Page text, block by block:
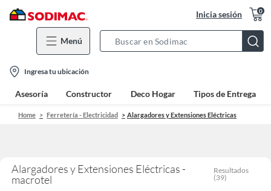
Inicia sesión 0
Menú
Bar
location-
icon
Ingresa tu ubicación
Asesoría Constructor Deco Hogar Tipos de Entrega
Home Ferretería - Electricidad Alargadores y Extensiones Eléctricas
Alargadores y Extensiones Eléctricas -
macrotel
Resultados
(39)